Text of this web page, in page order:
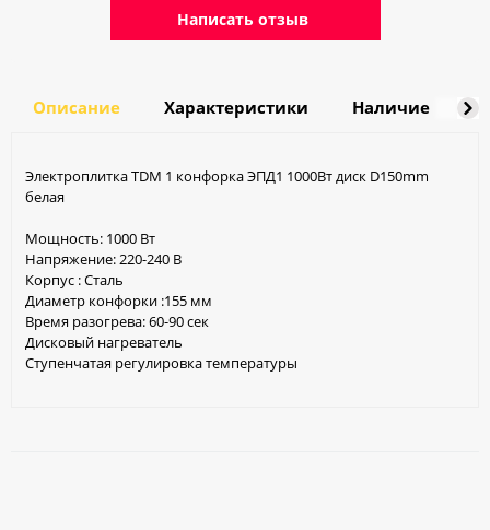
Написать отзыв
Описание Характеристики Наличие
Электроплитка TDM 1 конфорка ЭПД1 1000Вт диск D150mm
белая
Мощность: 1000 Вт
Напряжение: 220-240 В
Корпус : Сталь
Диаметр конфорки :155 мм
Время разогрева: 60-90 сек
Дисковый нагреватель
Ступенчатая регулировка температуры